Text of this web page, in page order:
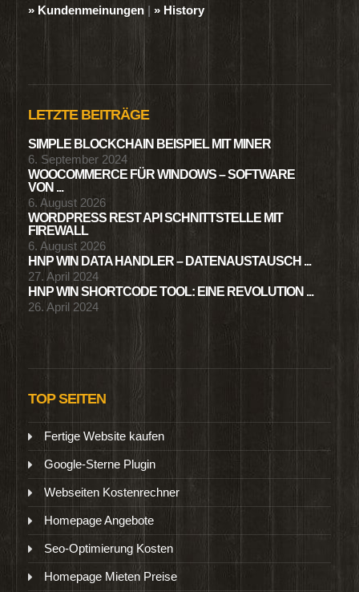
» Kundenmeinungen | » History
LETZTE BEITRÄGE
SIMPLE BLOCKCHAIN BEISPIEL MIT MINER
6. September 2024
WOOCOMMERCE FÜR WINDOWS – SOFTWARE
VON ...
6. August 2026
WORDPRESS REST API SCHNITTSTELLE MIT
FIREWALL
6. August 2026
HNP WIN DATA HANDLER – DATENAUSTAUSCH ...
27. April 2024
HNP WIN SHORTCODE TOOL: EINE REVOLUTION ...
26. April 2024
TOP SEITEN
Fertige Website kaufen
Google-Sterne Plugin
Webseiten Kostenrechner
Homepage Angebote
Seo-Optimierung Kosten
Homepage Mieten Preise